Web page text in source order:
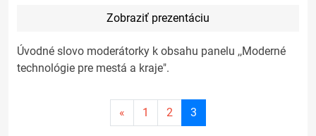
Zobraziť prezentáciu
Úvodné slovo moderátorky k obsahu panelu ,,Moderné
technológie pre mestá a kraje".
« 1 2 3
stránka